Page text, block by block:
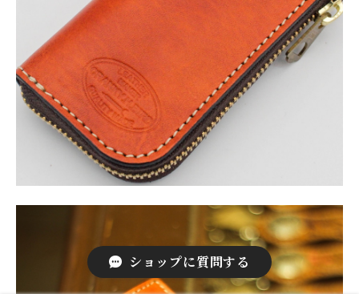
ショップに質問する